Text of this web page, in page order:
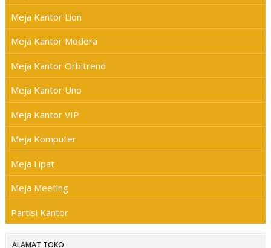
Meja Kantor Lion
Meja Kantor Modera
Meja Kantor Orbitrend
Meja Kantor Uno
Meja Kantor VIP
Meja Komputer
Meja Lipat
Meja Meeting
Partisi Kantor
ALAMAT TOKO